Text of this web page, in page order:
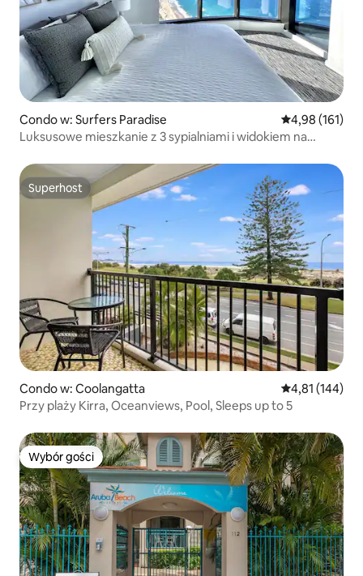
Condo w: Surfers Paradise Średnia
4,98 (161)
Luksusowe mieszkanie z 3 sypialniami i widokiem na
Superhost
Superhost
Condo w: Coolangatta Średnia
4,81 (144)
Przy plaży Kirra, Oceanviews, Pool, Sleeps up to 5
Wybór gości
Wybór gości